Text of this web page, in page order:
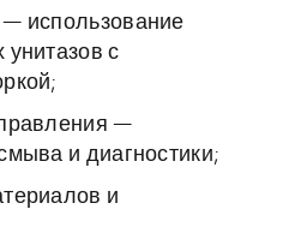
использование
унитазов с
—
и диагностики;
и